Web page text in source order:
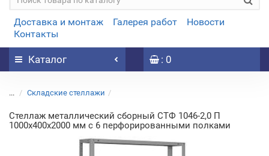
Доставка и монтаж Галерея работ
Новости
Контакты
Каталог : 0
... Складские стеллажи
Стеллаж металлический сборный СТФ 1046-2,0 П
1000х400х2000 мм с 6 перфорированными полками